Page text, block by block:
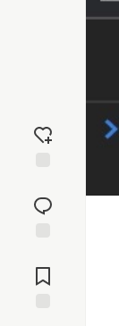
reaction
Comments